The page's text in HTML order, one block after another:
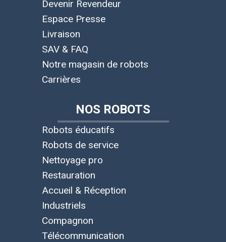
Devenir Revendeur
Espace Presse
Livraison
SAV & FAQ
Notre magasin de robots
Carrières
NOS ROBOTS
Robots éducatifs
Robots de service
Nettoyage pro
Restauration
Accueil & Réception
Industriels
Compagnon
Télécommunication